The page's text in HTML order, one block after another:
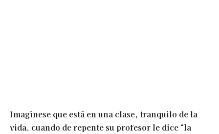
Imagínese que está en una clase, tranquilo de la
vida, cuando de repente su profesor le dice “la